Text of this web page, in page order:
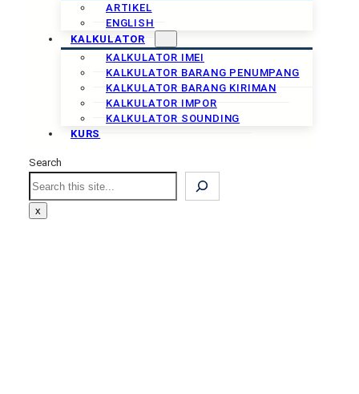
ARTIKEL
ENGLISH
KALKULATOR
KALKULATOR IMEI
KALKULATOR BARANG PENUMPANG
KALKULATOR BARANG KIRIMAN
KALKULATOR IMPOR
KALKULATOR SOUNDING
KURS
Search
Search
x